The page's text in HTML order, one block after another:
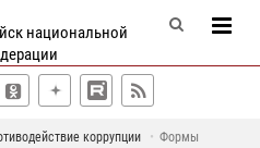
национальной
коррупции
Формы